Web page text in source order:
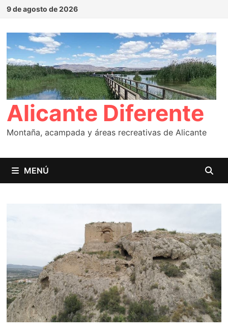
Saltar
contenido
9 de agosto de 2026
Alicante Diferente
Montaña, acampada y áreas recreativas de Alicante
MENÚ